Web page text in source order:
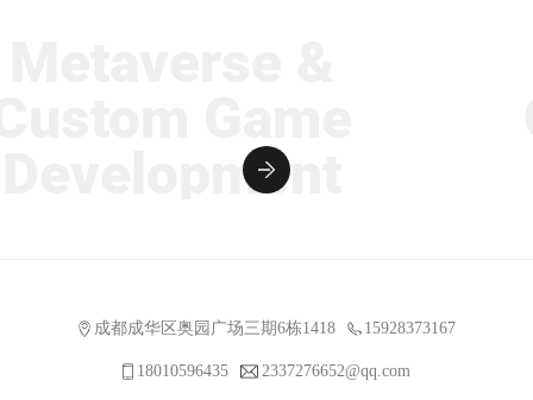
成都成华区奥园广场三期6栋1418 15928373167
18010596435 2337276652@qq.com